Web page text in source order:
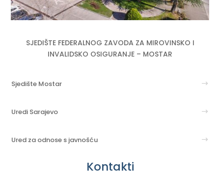
SJEDIŠTE FEDERALNOG ZAVODA ZA MIROVINSKO I
INVALIDSKO OSIGURANJE – MOSTAR
Sjedište Mostar
Uredi Sarajevo
Ured za odnose s javnošću
Kontakti